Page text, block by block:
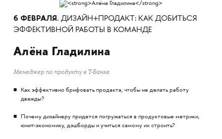
6 ФЕВРАЛЯ. ДИЗАЙН+ПРОДАКТ: КАК ДОБИТЬСЯ
ЭФФЕКТИВНОЙ РАБОТЫ В КОМАНДЕ
Алёна Гладилина
Менеджер по продукту в Т-Банке
Как эффективно брифовать продакта, чтобы не делать работу
дважды?
Почему дизайнеру придется погружаться в продуктовые метрики,
юнит-экономику, дэшборды и учиться самому их строить?